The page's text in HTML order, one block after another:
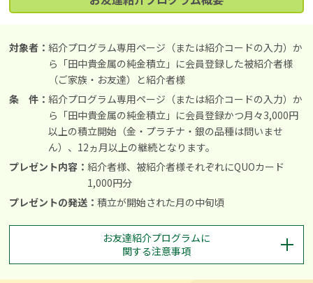
対象者： 紹介プログラム専用ページ（または紹介コードの入力）か
ら「田中貴金属の純金積立」に会員登録した被紹介者様
（ご家族・お友達）と紹介者様
条 件： 紹介プログラム専用ページ（または紹介コードの入力）か
ら「田中貴金属の純金積立」に会員登録かつ月々3,000円
以上の積立開始（金・プラチナ・銀の品種は問いませ
ん）、12ヵ月以上の継続となります。
プレゼント内容： 紹介者様、被紹介者様それぞれにQUOカード
1,000円分
プレゼントの発送： 積立が開始された月の中旬頃
お友達紹介プログラムに
関する注意事項